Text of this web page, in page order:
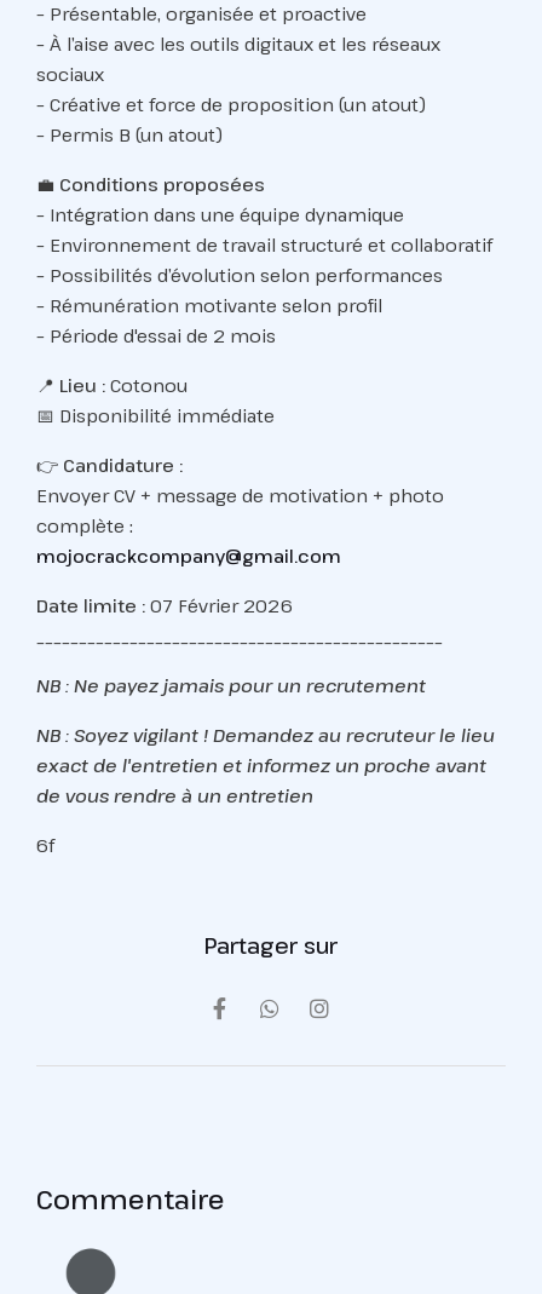
– Présentable, organisée et proactive
– À l’aise avec les outils digitaux et les réseaux
sociaux
– Créative et force de proposition (un atout)
– Permis B (un atout)
💼 Conditions proposées
– Intégration dans une équipe dynamique
– Environnement de travail structuré et collaboratif
– Possibilités d’évolution selon performances
– Rémunération motivante selon profil
– Période d'essai de 2 mois
📍 Lieu : Cotonou
📅 Disponibilité immédiate
👉 Candidature :
Envoyer CV + message de motivation + photo
complète :
mojocrackcompany@gmail.com
Date limite : 07 Février 2026
NB : Ne payez jamais pour un recrutement
NB : Soyez vigilant ! Demandez au recruteur le lieu
exact de l'entretien et informez un proche avant
de vous rendre à un entretien
6f
Partager sur
Commentaire